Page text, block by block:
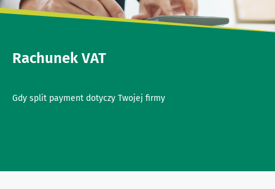
Rachunek VAT
Gdy split payment dotyczy Twojej firmy